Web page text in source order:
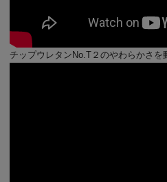
チップウレタンNo.T２のやわらかさを